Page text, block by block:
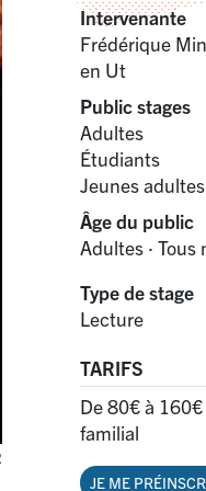
Intervenante
Frédérique
en Ut
Public stages
Adultes
Étudiants
Jeunes adultes
Âge du public
Adultes · Tous
Type de stage
Lecture
TARIFS
De 80€ à
familial
JE ME